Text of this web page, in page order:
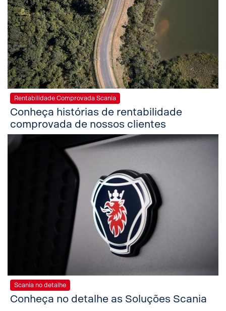
Rentabilidade Comprovada Scania
Conheça histórias de rentabilidade
comprovada de nossos clientes
Scania no detalhe
Conheça no detalhe as Soluções Scania